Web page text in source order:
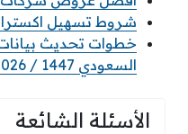
شروط تسهيل اكسترا 2026 والاوراق المطلوبة
خطوات تحديث
السعودي 1447 / 2026
الأسئلة الشائعة